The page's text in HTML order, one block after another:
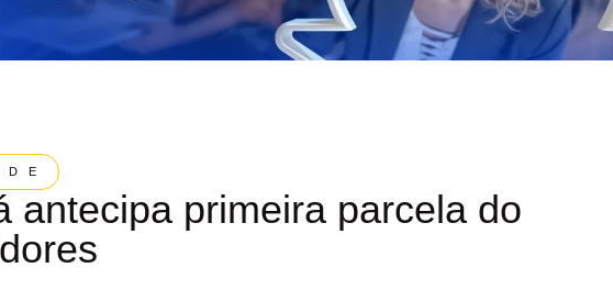
antecipa primeira parcela do